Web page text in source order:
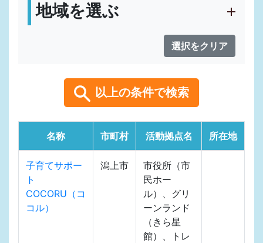
地域を選ぶ
選択をクリア
以上の条件で検索
名称 市町村 活動拠点名 所在地
子育てサポー
ト
COCORU（コ
コル）
潟上市
市役所（市
民ホー
ル）、グリ
ーンランド
（きら星
館）、トレ